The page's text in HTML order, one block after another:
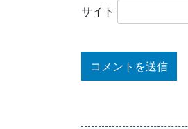
サイト